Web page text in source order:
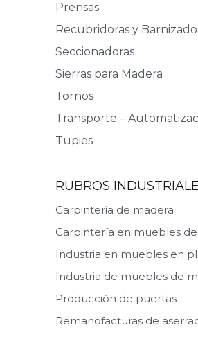
Prensas
Recubridoras y
Seccionadoras
Sierras para Madera
Tornos
Transporte –
Tupies
RUBROS
Carpinteria de madera
Carpintería en muebles
Industria en muebles en
Industria de muebles de
Producción de puertas
Remanofacturas de
de Cantos
IV R D TH
Línea
Ver